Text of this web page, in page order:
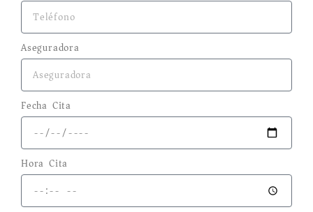
Aseguradora
Fecha Cita
Hora Cita